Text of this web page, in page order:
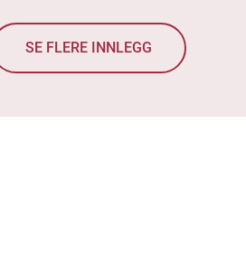
SE FLERE INNLEGG